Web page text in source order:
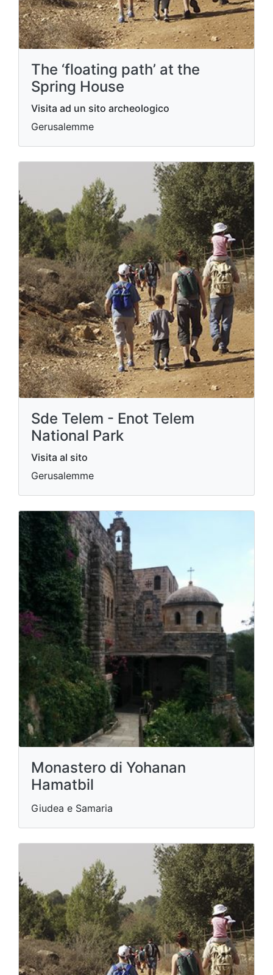
The ‘floating path’ at the
Spring House
Visita ad un sito archeologico
Gerusalemme
Sde Telem - Enot Telem
National Park
Visita al sito
Gerusalemme
Monastero di Yohanan
Hamatbil
Giudea e Samaria